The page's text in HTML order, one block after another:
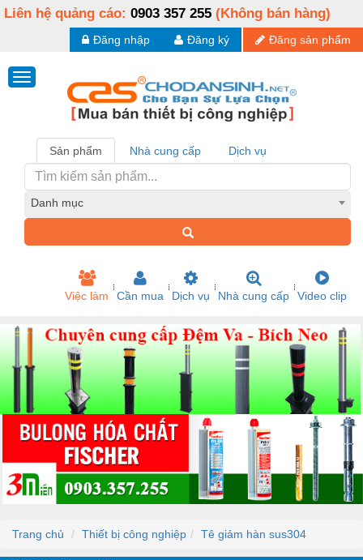
Liên hệ quảng cáo: 0903 357 255 (Không bán hàng)
Đăng sản phẩm
Đăng ký
Đăng nhập
Sản phẩm Nhà cung cấp Dịch vụ
Danh mục
Việc làm Cần mua Dịch vụ Nhà cung cấp Video clip
Trang chủ Thiết bị công nghiệp Tê giảm hàn sus304